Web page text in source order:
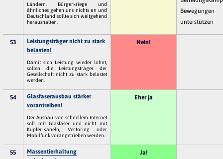
Ländern, Bürgerkriege und
ähnliches gehen uns nichts an und
Deutschland sollte sich weitgehend
heraushalten.
Bewegungen
unterstützen
53
Leistungsträger nicht zu stark
belasten!
Damit sich Leistung wieder lohnt,
sollen die Leistungsträger der
Gesellschaft nicht zu stark belastet
werden.
Nein!
54
Glasfaserausbau stärker
vorantreiben!
Der Ausbau von schnellem Internet
soll mit Glasfaser und nicht mit
Kupfer-Kabeln, Vectoring oder
Mobilfunk vorangetrieben werden.
Eher ja
55
Massentierhaltung
Ja!